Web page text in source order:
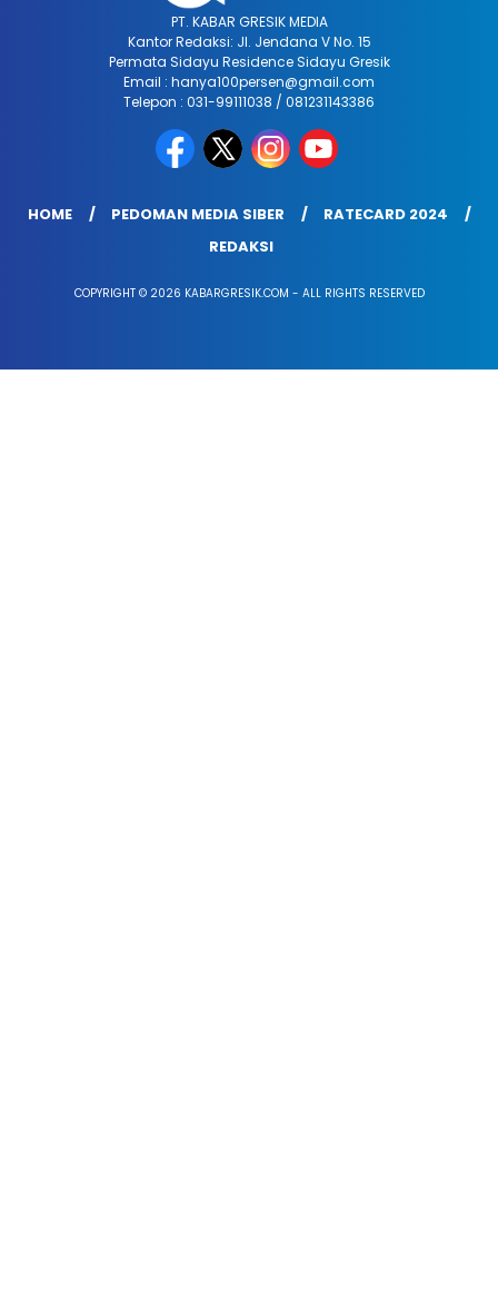
PT. KABAR GRESIK MEDIA
Kantor Redaksi: Jl. Jendana V No. 15
Permata Sidayu Residence Sidayu Gresik
Email : hanya100persen@gmail.com
Telepon : 031-99111038 / 081231143386
HOME PEDOMAN MEDIA SIBER
RATECARD 2024
REDAKSI
COPYRIGHT © 2026 KABARGRESIK.COM - ALL RIGHTS RESERVED